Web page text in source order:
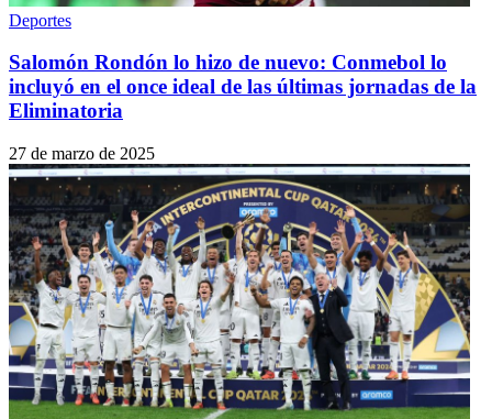
Deportes
Salomón Rondón lo hizo de nuevo: Conmebol lo
incluyó en el once ideal de las últimas jornadas de la
Eliminatoria
27 de marzo de 2025